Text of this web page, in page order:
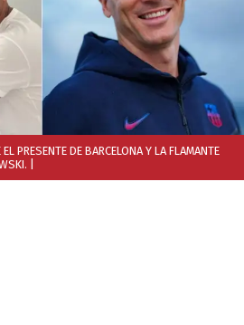
PRESENTE DE BARCELONA Y LA FLAMANTE